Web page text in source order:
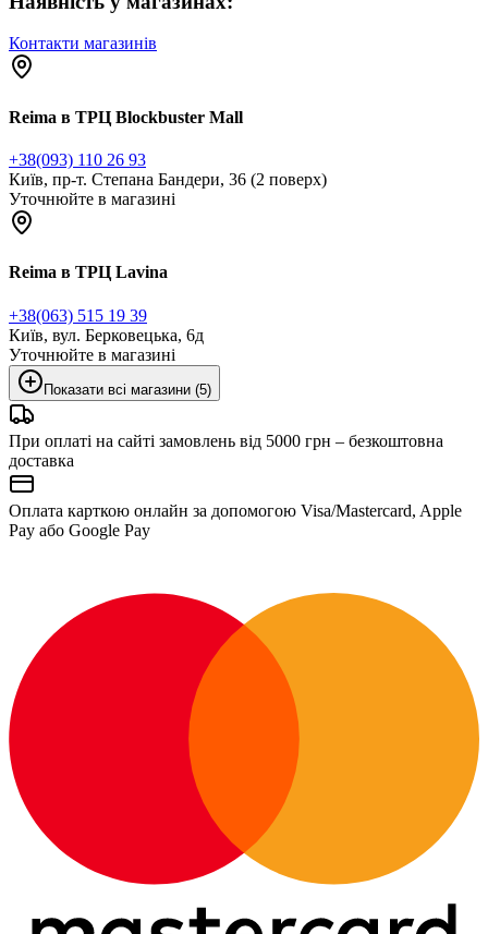
Контакти магазинів
Reima в ТРЦ Blockbuster Mall
+38(093) 110 26 93
Київ, пр-т. Степана Бандери, 36 (2 поверх)
Уточнюйте в магазині
Reima в ТРЦ Lavina
+38(063) 515 19 39
Київ, вул. Берковецька, 6д
Уточнюйте в магазині
Показати всі магазини (5)
При оплаті на сайті замовлень від 5000 грн – безкоштовна
доставка
Оплата карткою онлайн за допомогою Visa/Mastercard, Apple
Pay або Google Pay